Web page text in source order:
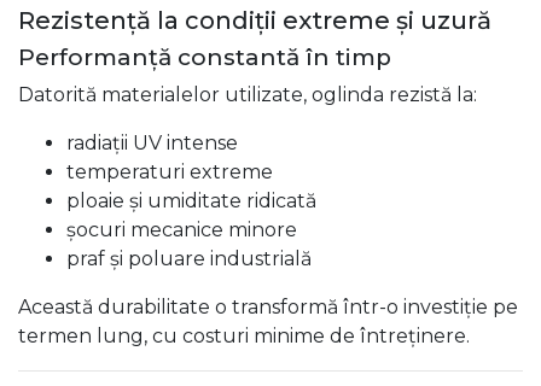
Rezistență la condiții extreme și uzură
Performanță constantă în timp
Datorită materialelor utilizate, oglinda rezistă la:
radiații UV intense
temperaturi extreme
ploaie și umiditate ridicată
șocuri mecanice minore
praf și poluare industrială
Această durabilitate o transformă într-o investiție pe
termen lung, cu costuri minime de întreținere.